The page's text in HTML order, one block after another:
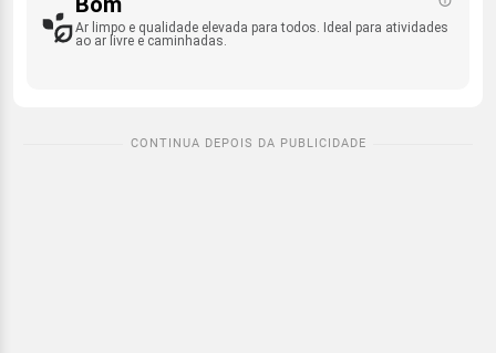
Ar limpo e qualidade elevada para todos. Ideal para atividades
ao ar livre e caminhadas.